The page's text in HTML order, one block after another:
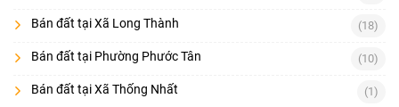
Bán đất tại Xã Long Thành (18)
Bán đất tại Phường Phước Tân (10)
Bán đất tại Xã Thống Nhất (1)